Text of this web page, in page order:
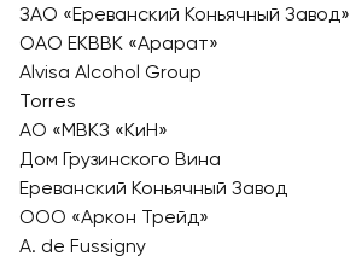
ЗАО «Ереванский Коньячный Завод»
ОАО ЕКВВК «Арарат»
Alvisa Alcohol Group
Torres
АО «МВКЗ «КиН»
Дом Грузинского Вина
Ереванский Коньячный Завод
ООО «Аркон Трейд»
A. de Fussigny